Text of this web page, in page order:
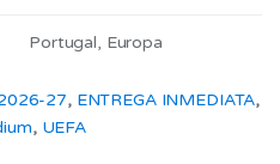
Portugal, Europa
27, ENTREGA INMEDIATA,
, UEFA